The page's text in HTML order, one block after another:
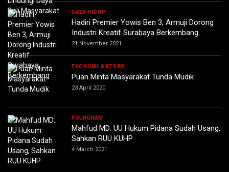
GAYA HIDUP
Hadiri Premier Yowis Ben 3, Armuji Dorong
Industri Kreatif Surabaya Berkembang
21 November 2021
EKONOMI & KESRA
Puan Minta Masyarakat Tunda Mudik
23 April 2020
POLHUKAM
Mahfud MD: UU Hukum Pidana Sudah Usang,
Sahkan RUU KUHP
4 March 2021